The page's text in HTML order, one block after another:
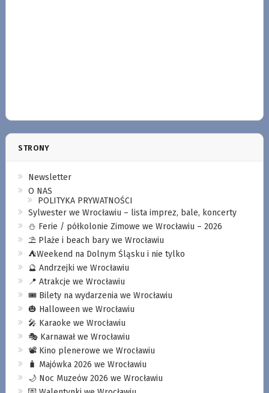
STRONY
Newsletter
O NAS
POLITYKA PRYWATNOŚCI
Sylwester we Wrocławiu – lista imprez, bale, koncerty
⛄️ Ferie / półkolonie Zimowe we Wrocławiu – 2026
⛱️ Plaże i beach bary we Wrocławiu
⛺️Weekend na Dolnym Śląsku i nie tylko
🔮 Andrzejki we Wrocławiu
📍 Atrakcje we Wrocławiu
🎟️ Bilety na wydarzenia we Wrocławiu
🎃 Halloween we Wrocławiu
🎤 Karaoke we Wrocławiu
🎭 Karnawał we Wrocławiu
📽️ Kino plenerowe we Wrocławiu
🧳 Majówka 2026 we Wrocławiu
🌙 Noc Muzeów 2026 we Wrocławiu